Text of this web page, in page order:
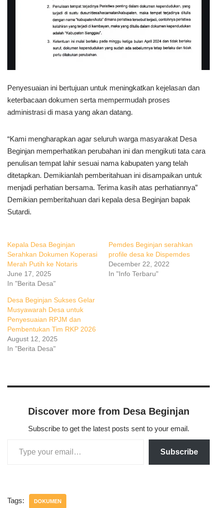
Penyesuaian ini bertujuan untuk meningkatkan kejelasan dan
keterbacaan dokumen serta mempermudah proses
administrasi di masa yang akan datang.
“Kami mengharapkan agar seluruh warga masyarakat Desa
Beginjan memperhatikan perubahan ini dan mengikuti tata cara
penulisan tempat lahir sesuai nama kabupaten yang telah
ditetapkan. Demikianlah pemberitahuan ini disampaikan untuk
menjadi perhatian bersama. Terima kasih atas perhatiannya”
Demikian pemberitahuan dari kepala desa Beginjan bapak
Sutardi.
Kepala Desa Beginjan
Serahkan Dokumen Koperasi
Merah Putih ke Notaris
June 17, 2025
In "Berita Desa"
Pemdes Beginjan serahkan
profile desa ke Dispemdes
December 22, 2022
In "Info Terbaru"
Desa Beginjan Sukses Gelar
Musyawarah Desa untuk
Penyesuaian RPJM dan
Pembentukan Tim RKP 2026
August 12, 2025
In "Berita Desa"
Discover more from Desa Beginjan
Subscribe to get the latest posts sent to your email.
Subscribe
Tags: DOKUMEN